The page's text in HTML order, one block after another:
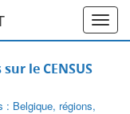
le CENSUS
: Belgique, régions,